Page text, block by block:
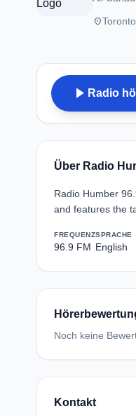
place
play_arrow Radio
Über Radio
Radio Humber
and features the
FREQUENZ
96.9 FM
SPRACHE
English
Noch keine
Kontakt